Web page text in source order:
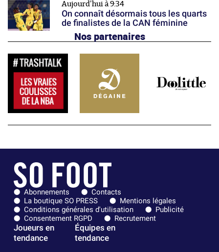
Aujourd'hui à 9:34
On connaît désormais tous les quarts
de finalistes de la CAN féminine
Nos partenaires
Abonnements
Contacts
La boutique SO PRESS
Mentions légales
Conditions générales d'utilisation
Publicité
Consentement RGPD
Recrutement
Joueurs en
tendance
Équipes en
tendance